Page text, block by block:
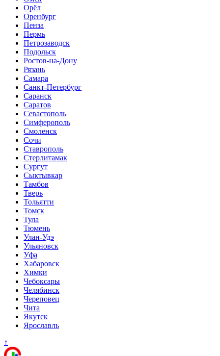
Орёл
Оренбург
Пенза
Пермь
Петрозаводск
Подольск
Ростов-на-Дону
Рязань
Самара
Санкт-Петербург
Саранск
Саратов
Севастополь
Симферополь
Смоленск
Сочи
Ставрополь
Стерлитамак
Сургут
Сыктывкар
Тамбов
Тверь
Тольятти
Томск
Тула
Тюмень
Улан-Удэ
Ульяновск
Уфа
Хабаровск
Химки
Чебоксары
Челябинск
Череповец
Чита
Якутск
Ярославль
↑